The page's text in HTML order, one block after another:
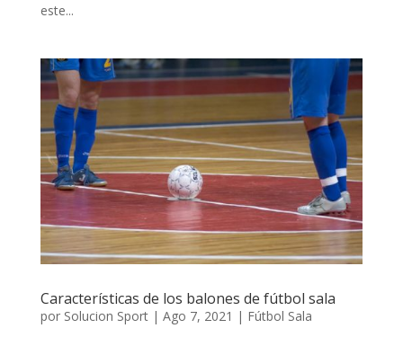
este...
Características de los balones de fútbol sala
por Solucion Sport| Ago 7, 2021 | Fútbol Sala